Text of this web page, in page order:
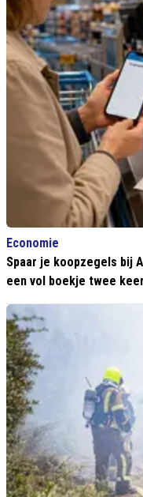
Economie
Spaar je koopzegels bij
een vol boekje twee